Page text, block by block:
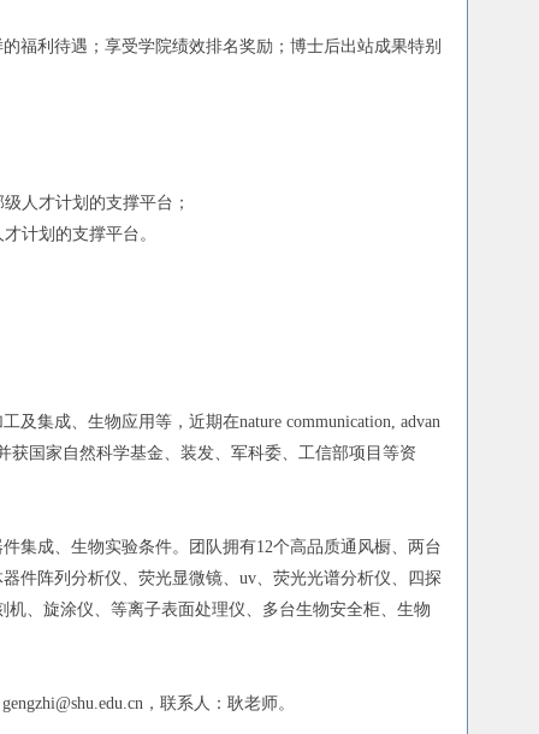
福利待遇；享受学院绩效排名奖励；博士后出站成果特别
人才计划的支撑平台；
计划的支撑平台。
集成、生物应用等，近期在nature communication, advan
获国家自然科学基金、装发、军科委、工信部项目等资
集成、生物实验条件。团队拥有12个高品质通风橱、两台
件阵列分析仪、荧光显微镜、uv、荧光光谱分析仪、四探
机、旋涂仪、等离子表面处理仪、多台生物安全柜、生物
gengzhi@shu.edu.cn，联系人：耿老师。